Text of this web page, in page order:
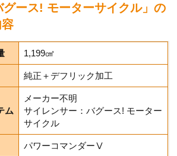
グース! モーターサイクル」の
1,199㎤
純正＋デフリック加工
ム
メーカー不明
サイレンサー：バグース! モーター
サイクル
パワーコマンダーⅤ